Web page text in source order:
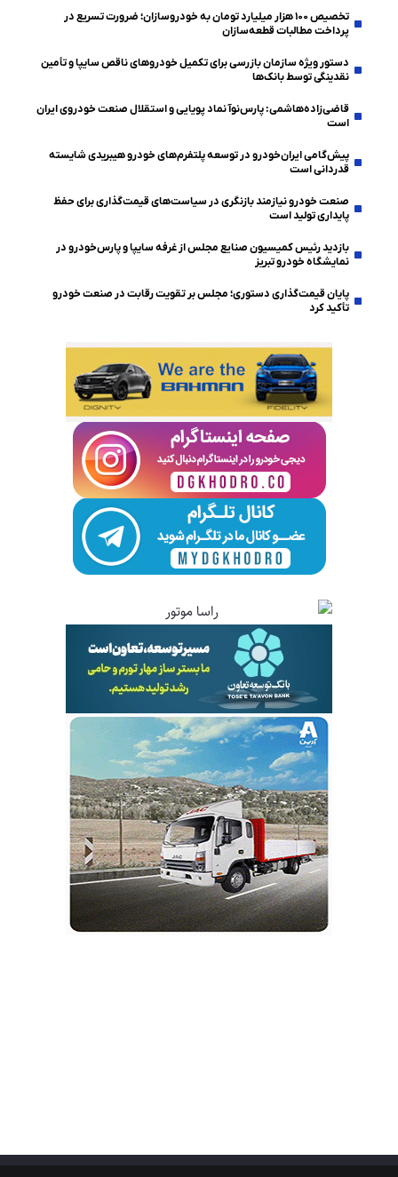
تخصیص ۱۰۰ هزار میلیارد تومان به خودروسازان؛ ضرورت تسریع در
پرداخت مطالبات قطعه‌سازان
دستور ویژه سازمان بازرسی برای تکمیل خودروهای ناقص سایپا و تأمین
نقدینگی توسط بانک‌ها
قاضی‌زاده‌هاشمی: پارس‌نوآ نماد پویایی و استقلال صنعت خودروی ایران
است
پیش‌گامی ایران‌خودرو در توسعه پلتفرم‌های خودرو هیبریدی شایسته
قدردانی است
صنعت خودرو نیازمند بازنگری در سیاست‌های قیمت‌گذاری برای حفظ
پایداری تولید است
بازدید رئیس کمیسیون صنایع مجلس از غرفه سایپا و پارس‌خودرو در
نمایشگاه خودرو تبریز
پایان قیمت‌گذاری دستوری؛ مجلس بر تقویت رقابت در صنعت خودرو
تأکید کرد